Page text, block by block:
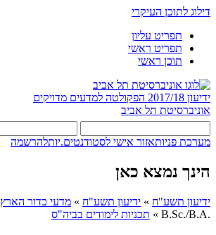
דילוג לתוכן העיקרי
תפריט עליון
תפריט ראשי
תוכן ראשי
ידיעון 2017/18
הפקולטה למדעים מדויקים
אוניברסיטת תל אביב
מערכת פניותאזור אישי לסטודנטים.יותלהרשמה
הינך נמצא כאן
ידיעון תשע"ח » ידיעון תשע"ח » מדעי כדור הארץ
.B.Sc./B.A
» תכניות לימודים בביה"ס